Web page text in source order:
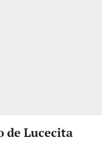
de Lucecita